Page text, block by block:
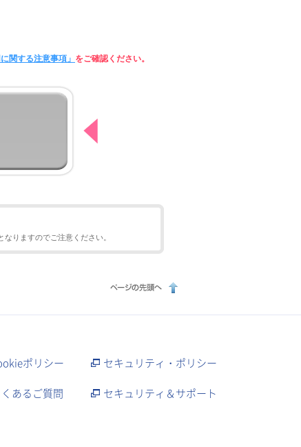
関する注意事項」 をご確認ください。
りますのでご注意ください。
ポリシー
セキュリティ・ポリシー
あるご質問
セキュリティ＆サポート